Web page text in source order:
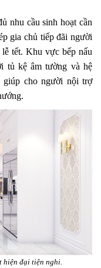
nhu cầu sinh hoạt cần
gia chủ tiếp đãi người
tết. Khu vực bếp nấu
tủ kệ âm tường và hệ
cho người nội trợ
hiện đại tiện nghi.